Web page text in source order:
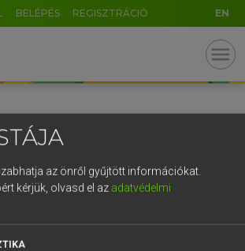
BELÉPÉS REGISZTRÁCIÓ EN
menu
az önről gyűjtött információkat.
kérjük, olvasd el az adatvédelmi
k l
m , . - AltGr